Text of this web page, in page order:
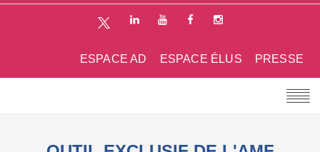
PRESSE
ESPACE ÉLUS
ESPACE AD